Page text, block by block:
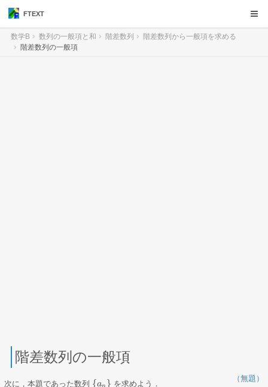
FTEXT
数学B 数列の一般項と和 階差数列
階差数列から一般項を求める
階差数列の一般項
階差数列の一般項
（無題）
次に，本題であった数列 {an }
{an} を求めよう．